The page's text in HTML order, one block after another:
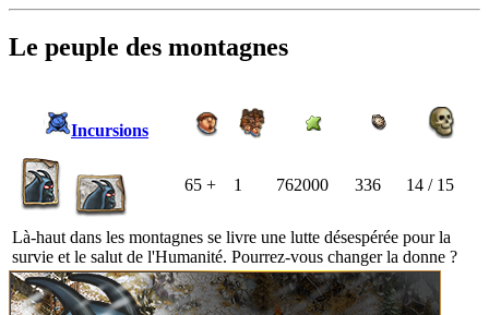
Le peuple des montagnes
Incursions
65 + 1 762000 336 14 / 15
Là-haut dans les montagnes se livre une lutte désespérée pour la
survie et le salut de l'Humanité. Pourrez-vous changer la donne ?